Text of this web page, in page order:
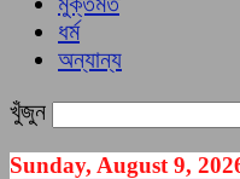
ধর্ম
অন্যান্য
খুঁজুন
Sunday, August 9,